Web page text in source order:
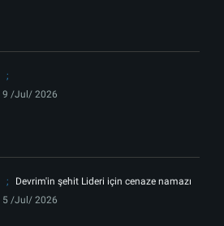
9 /Jul/ 2026
Devrim'in şehit Lideri için cenaze namazı
5 /Jul/ 2026